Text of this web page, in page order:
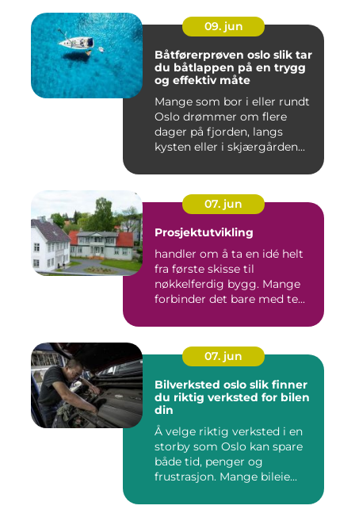
09. jun
Båtførerprøven oslo slik tar
du båtlappen på en trygg
og effektiv måte
Mange som bor i eller rundt
Oslo drømmer om flere
dager på fjorden, langs
kysten eller i skjærgården...
07. jun
Prosjektutvikling
handler om å ta en idé helt
fra første skisse til
nøkkelferdig bygg. Mange
forbinder det bare med te...
07. jun
Bilverksted oslo slik finner
du riktig verksted for bilen
din
Å velge riktig verksted i en
storby som Oslo kan spare
både tid, penger og
frustrasjon. Mange bileie...